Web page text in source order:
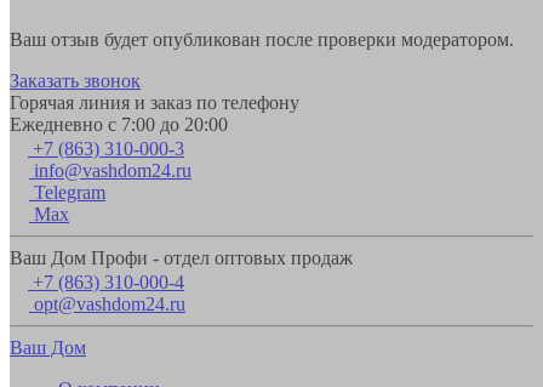
Ваш отзыв будет опубликован после проверки модератором.
Заказать звонок
Горячая линия и заказ по телефону
Ежедневно с 7:00 до 20:00
+7 (863) 310-000-3
info@vashdom24.ru
Telegram
Max
Ваш Дом Профи - отдел оптовых продаж
+7 (863) 310-000-4
opt@vashdom24.ru
Ваш Дом